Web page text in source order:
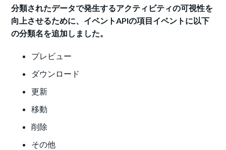
分類されたデータで発生するアクティビティの可視性を
向上させるために、イベントAPIの項目イベントに以下
の分類名を追加しました。
プレビュー
ダウンロード
更新
移動
削除
その他